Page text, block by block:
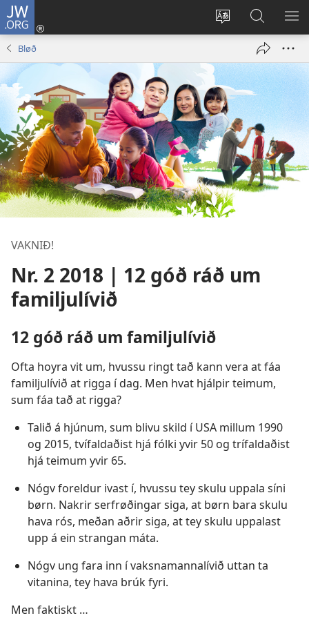
JW.ORG
Vel
Rita
inn
window)
Leita
á
JW.ORG
VÍS
Bløð
VAKNIÐ!
Nr. 2 2018 | 12 góð ráð um
familjulívið
12 góð ráð um familjulívið
Ofta hoyra vit um, hvussu ringt tað kann vera at fáa
familjulívið at rigga í dag. Men hvat hjálpir teimum,
sum fáa tað at rigga?
Talið á hjúnum, sum blivu skild í USA millum 1990
og 2015, tvífaldaðist hjá fólki yvir 50 og trífaldaðist
hjá teimum yvir 65.
Nógv foreldur ivast í, hvussu tey skulu uppala síni
børn. Nakrir serfrøðingar siga, at børn bara skulu
hava rós, meðan aðrir siga, at tey skulu uppalast
upp á ein strangan máta.
Nógv ung fara inn í vaksnamannalívið uttan ta
vitanina, tey hava brúk fyri.
Men faktiskt …